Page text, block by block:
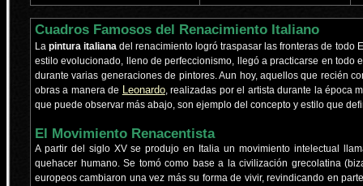
Cuadros Famosos del Renacimiento Italiano
Lapintura italiana del renacimiento logró traspasar las fronteras de todo
estilo evolucionado, lleno de perfeccionismo, llegó a practicarse en todo
durante varias generaciones de pintores. Aun hoy, aquellos que recién
obras a manera de Leonardo, realizadas por el artista durante la época
que puede observar más abajo, son ejemplo del concepto y estilo que
El Movimiento Renacentista
A partir del siglo XV se produjo en Italia un movimiento intelectual
quehacer humano. Se tomó como base a la civilización grecolatina
europeos cambiaron una vez más su forma de vivir, revindicando en